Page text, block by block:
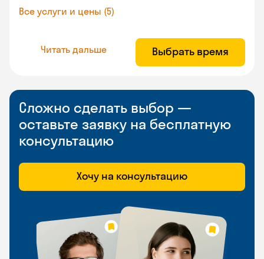
Все услуги и цены (5)
Читать дальше Выбрать время
Сложно сделать выбор —
оставьте заявку на бесплатную
консультацию
Хочу на консультацию